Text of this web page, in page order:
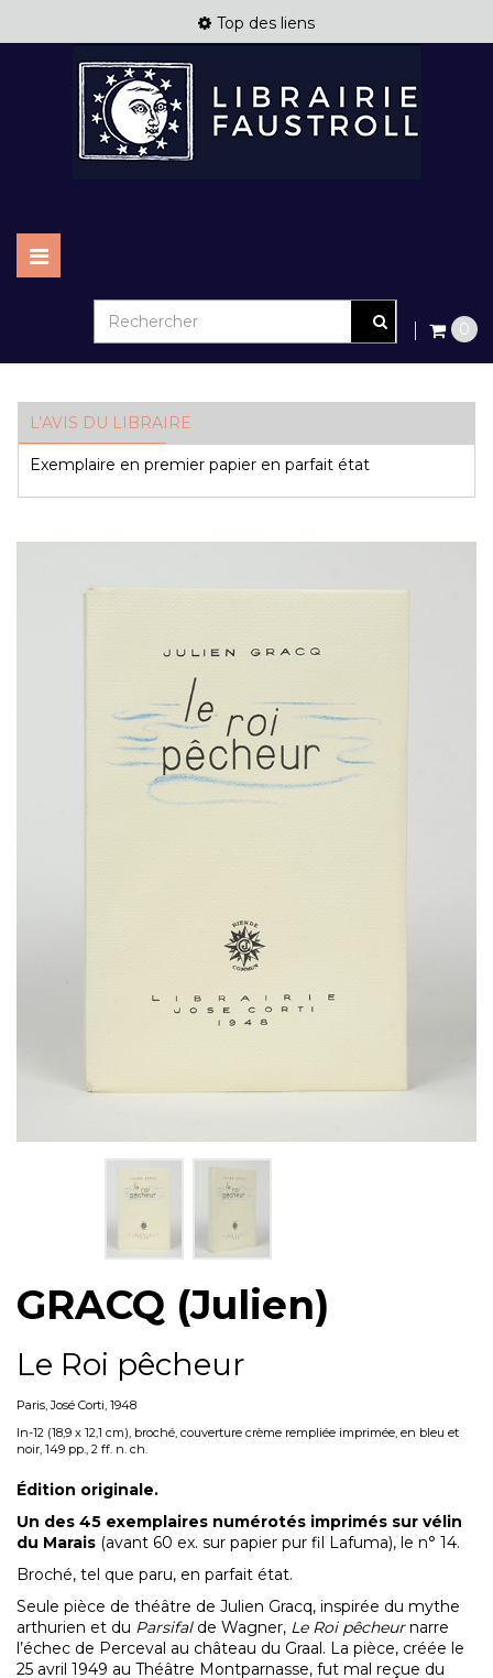
Top des liens
Basculer
la
navigation
0
L’AVIS DU LIBRAIRE
Exemplaire en premier papier en parfait état
GRACQ (Julien)
Le Roi pêcheur
Paris, José Corti, 1948
In-12 (18,9 x 12,1 cm), broché, couverture crème rempliée imprimée, en bleu et
noir, 149 pp., 2 ff. n. ch.
Édition originale.
Un des 45 exemplaires numérotés imprimés sur vélin
du Marais (avant 60 ex. sur papier pur fil Lafuma), le n° 14.
Broché, tel que paru, en parfait état.
Seule pièce de théâtre de Julien Gracq, inspirée du mythe
arthurien et du Parsifalde Wagner, Le Roi pêcheurnarre
l’échec de Perceval au château du Graal. La pièce, créée le
25 avril 1949 au Théâtre Montparnasse, fut mal reçue du